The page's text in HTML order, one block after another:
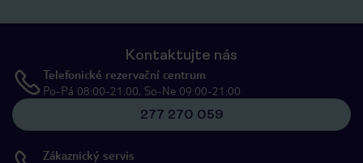
Kontaktujte nás
Telefonické rezervační centrum
Po-Pá 08:00-21:00, So-Ne 09:00-21:00
277 270 059
Zákaznický servis